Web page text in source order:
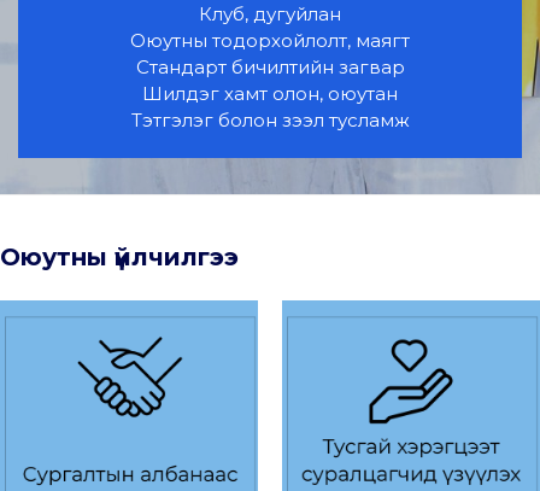
Клуб, дугуйлан
Оюутны тодорхойлолт, маягт
Стандарт бичилтийн загвар
Шилдэг хамт олон, оюутан
Тэтгэлэг болон зээл тусламж
Оюутны үйлчилгээ